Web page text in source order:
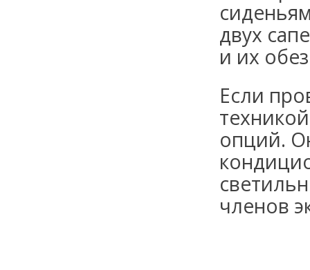
двух
и их
Если
опций.
членов